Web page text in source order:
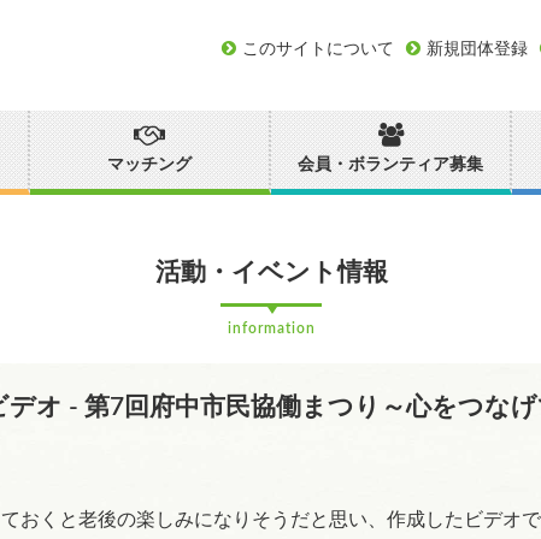
このサイトについて 新規団体登録
マッチング 会員・ボランティア募集
活動・イベント情報
information
オ - 第7回府中市民協働まつり～心をつなげ
おくと老後の楽しみになりそうだと思い、作成したビデオ